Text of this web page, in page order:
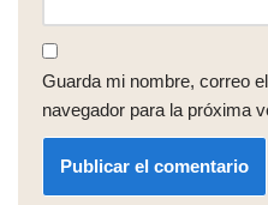
Guarda mi nombre, correo
navegador para la próxima